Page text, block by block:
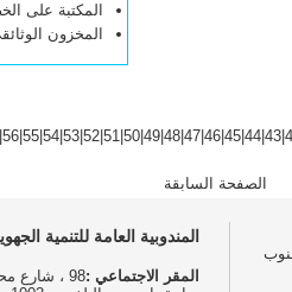
المكتبة على
المخزون
43
44
45
46
47
48
49
50
51
52
53
54
55
56
الصفحة السابقة
المندوبية العامة للتنمية
المقر الاجتماعي :
98 ، شارع